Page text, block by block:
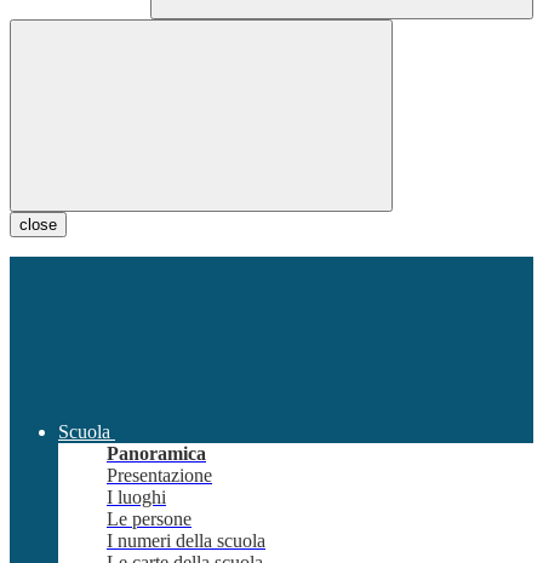
close
Scuola
Panoramica
Presentazione
I luoghi
Le persone
I numeri della scuola